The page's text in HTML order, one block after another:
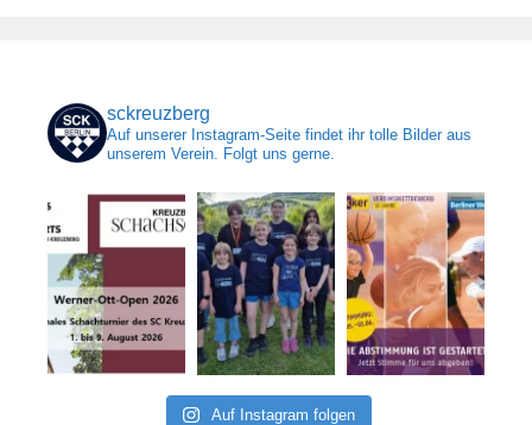
sckreuzberg
Auf unserer Instagram-Seite findet ihr tolle Bilder aus
unserem Verein. Folgt uns gerne.
Auf Instagram folgen